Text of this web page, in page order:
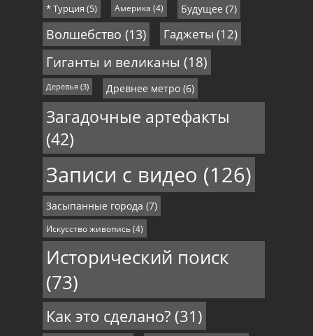
* Турция (5) Америка (4) Будущее (7)
Волшебство (13) Гаджеты (12)
Гиганты и великаны (18)
Деревья(3) Древнее метро(6)
Загадочные артефакты
(42)
Записи с видео (126)
Засыпанные города (7)
Искусство живопись(4)
Исторический поиск
(73)
Как это сделано?(31)